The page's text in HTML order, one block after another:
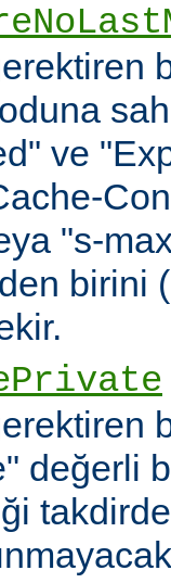
ve
"s-
birini
değerli